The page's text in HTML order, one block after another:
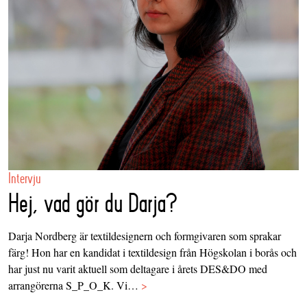
Intervju
Hej, vad gör du Darja?
Darja Nordberg är textildesignern och formgivaren som sprakar
färg! Hon har en kandidat i textildesign från Högskolan i borås och
har just nu varit aktuell som deltagare i årets DES&DO med
arrangörerna S_P_O_K. Vi… >